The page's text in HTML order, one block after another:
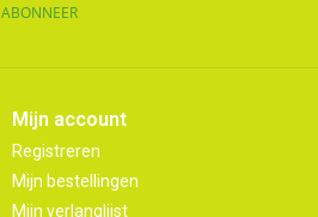
ABONNEER
Mijn account
Registreren
Mijn bestellingen
Mijn verlanglijst